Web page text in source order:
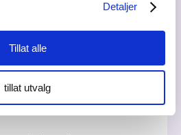
Detaljer
Tillat alle
tillat utvalg
vi skal legge spesielt